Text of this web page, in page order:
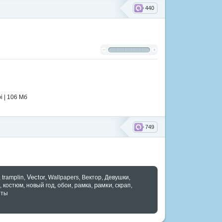
440
| 106 Mб
749
tramplin, Vector, Wallpapers, Вектор, Девушки,
, костюм, новый год, обои, рамка, рамки, скрап,